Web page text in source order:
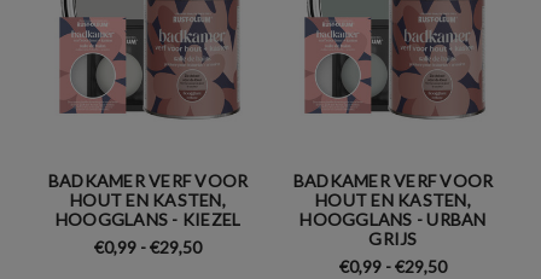
BADKAMER VERF VOOR
HOUT EN KASTEN,
HOOGGLANS - KIEZEL
€0,99 - €29,50
BADKAMER VERF VOOR
HOUT EN KASTEN,
HOOGGLANS - URBAN
GRIJS
€0,99 - €29,50